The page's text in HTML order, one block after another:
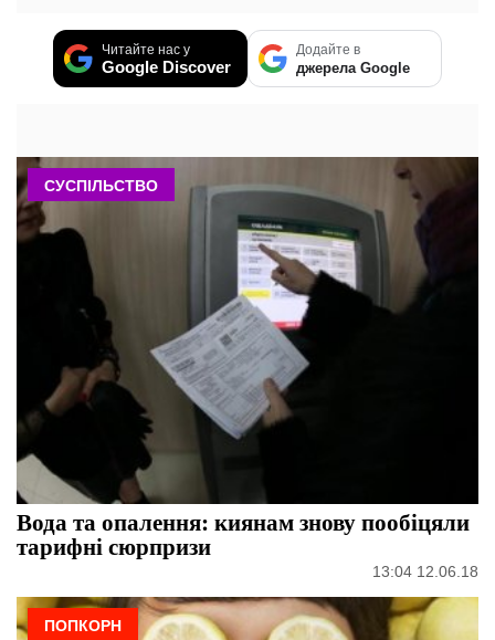
Читайте нас у
Google Discover
Додайте в
джерела Google
СУСПІЛЬСТВО
Вода та опалення: киянам знову пообіцяли
тарифні сюрпризи
13:04 12.06.18
ПОПКОРН